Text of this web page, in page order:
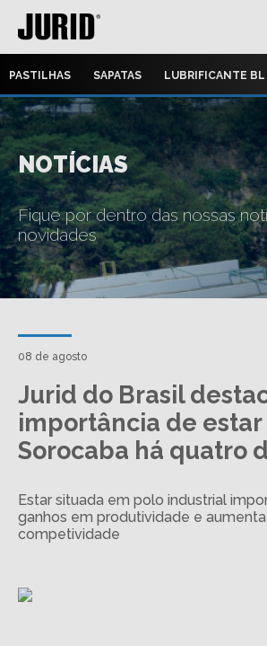
PASTILHAS SAPATAS LUBRIFICANTE
NOTÍCIAS
Fique por dentro das nossas
novidades
08 de agosto
Jurid do Brasil
importância de
Sorocaba há quatro
Estar situada em polo industrial
ganhos em produtividade e
competividade